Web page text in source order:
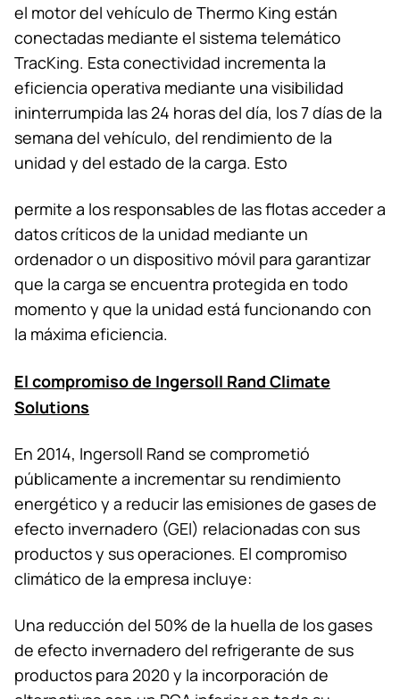
el motor del vehículo de Thermo King están
conectadas mediante el sistema telemático
TracKing. Esta conectividad incrementa la
eficiencia operativa mediante una visibilidad
ininterrumpida las 24 horas del día, los 7 días de la
semana del vehículo, del rendimiento de la
unidad y del estado de la carga. Esto
permite a los responsables de las flotas acceder a
datos críticos de la unidad mediante un
ordenador o un dispositivo móvil para garantizar
que la carga se encuentra protegida en todo
momento y que la unidad está funcionando con
la máxima eficiencia.
El compromiso de Ingersoll Rand Climate
Solutions
En 2014, Ingersoll Rand se comprometió
públicamente a incrementar su rendimiento
energético y a reducir las emisiones de gases de
efecto invernadero (GEI) relacionadas con sus
productos y sus operaciones. El compromiso
climático de la empresa incluye:
Una reducción del 50% de la huella de los gases
de efecto invernadero del refrigerante de sus
productos para 2020 y la incorporación de